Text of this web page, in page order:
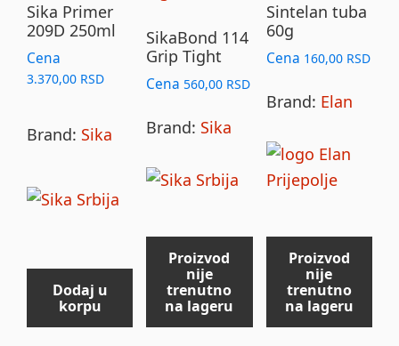
Sika Primer
209D 250ml
Cena
3.370,00 RSD
Brand: Sika
Dodaj u
korpu
SikaBond 114
Grip Tight
Cena560,00 RSD
Brand: Sika
Proizvod
nije
trenutno
na lageru
Sintelan tuba
60g
Cena 160,00 RSD
Brand: Elan
Proizvod
nije
trenutno
na lageru